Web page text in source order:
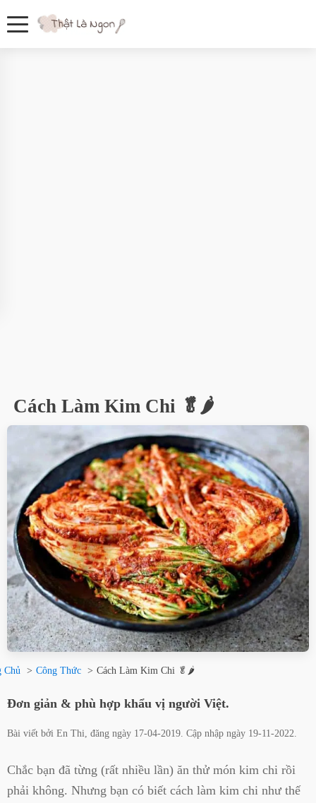
Cách Làm Kim Chi 🥬🌶️
Chủ Công Thức Cách Làm Kim Chi 🥬🌶️
Đơn giản & phù hợp khẩu vị người Việt.
Bài viết bởi En Thi, đăng ngày 17-04-2019. Cập nhập ngày 19-11-2022.
Chắc bạn đã từng (rất nhiều lần) ăn thử món kim chi rồi
phải không. Nhưng bạn có biết cách làm kim chi như thế